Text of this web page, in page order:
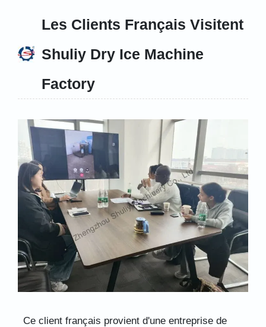
Les Clients Français Visitent
Shuliy Dry Ice Machine
Factory
Ce client français provient d'une entreprise de